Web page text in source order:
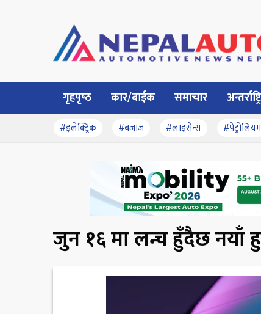
गृहपृष्‍ठ कार/बाईक समाचार
#इलेक्ट्रिक #बजाज #लाइसेन्स #पेट्रोलियम
जुन १६ मा लन्च हुँदैछ नयाँ